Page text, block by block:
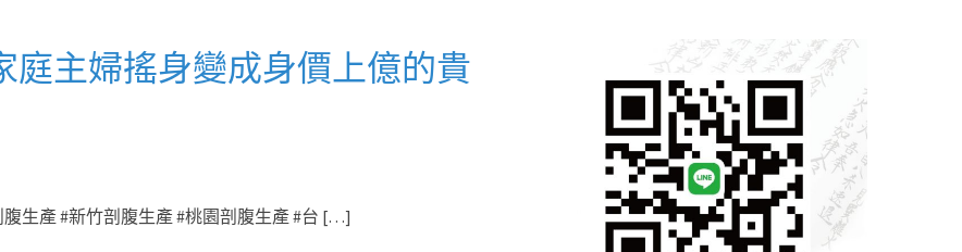
庭主婦搖身變成身價上億的貴
生產 #新竹剖腹生產 #桃園剖腹生產 #台 […]